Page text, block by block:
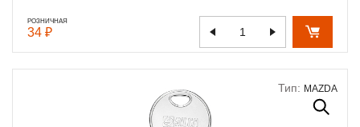
РОЗНИЧНАЯ
34 ₽
Тип: MAZDA